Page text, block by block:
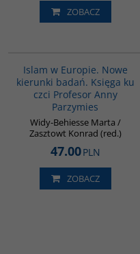
ZOBACZ
Islam w Europie. Nowe
kierunki badań. Księga ku
czci Profesor Anny
Parzymies
Widy-Behiesse Marta /
Zasztowt Konrad (red.)
47.00PLN
ZOBACZ